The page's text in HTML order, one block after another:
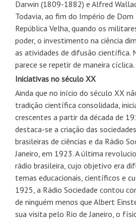
Darwin (1809-1882) e Alfred
Todavia, ao fim do Império de
República Velha, quando os
poder, o investimento na ciência
as atividades de difusão científica.
parece se repetir de maneira cíclica.
Iniciativas no século XX
Ainda que no início do século XX
tradição científica consolidada,
crescentes a partir da década de
destaca-se a criação das
brasileiras de ciências e da Rádio
Janeiro, em 1923. A última
rádio brasileira, cujo objetivo era
temas educacionais, científicos e
1925, a Rádio Sociedade contou
de ninguém menos que Albert
sua visita pelo Rio de Janeiro, o